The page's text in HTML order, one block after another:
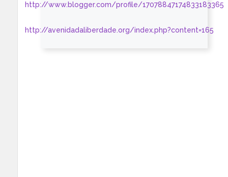
http://www.blogger.com/profile/17078847174833183365
http://avenidadaliberdade.org/index.php?content=165